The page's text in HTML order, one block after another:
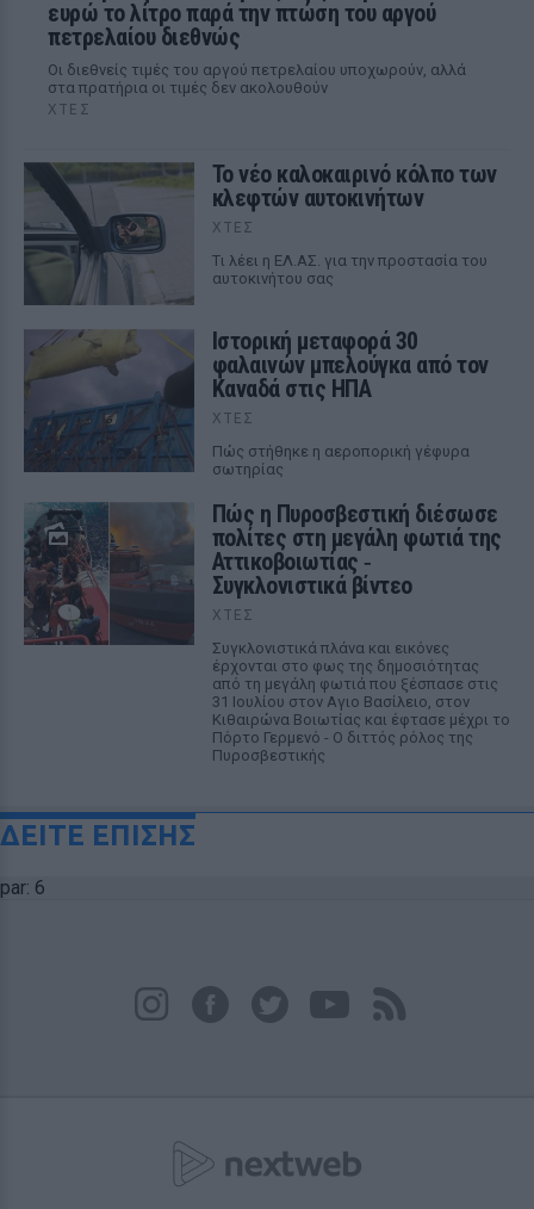
ευρώ το λίτρο παρά την πτώση του αργού
πετρελαίου διεθνώς
Οι διεθνείς τιμές του αργού πετρελαίου υποχωρούν, αλλά
στα πρατήρια οι τιμές δεν ακολουθούν
ΧΤΕΣ
Το νέο καλοκαιρινό κόλπο των
κλεφτών αυτοκινήτων
ΧΤΕΣ
Tι λέει η ΕΛ.ΑΣ. για την προστασία του
αυτοκινήτου σας
Ιστορική μεταφορά 30
φαλαινών μπελούγκα από τον
Καναδά στις ΗΠΑ
ΧΤΕΣ
Πώς στήθηκε η αεροπορική γέφυρα
σωτηρίας
Πώς η Πυροσβεστική διέσωσε
πολίτες στη μεγάλη φωτιά της
Αττικοβοιωτίας ‑
Συγκλονιστικά βίντεο
ΧΤΕΣ
Συγκλονιστικά πλάνα και εικόνες
έρχονται στο φως της δημοσιότητας
από τη μεγάλη φωτιά που ξέσπασε στις
31 Ιουλίου στον Αγιο Βασίλειο, στον
Κιθαιρώνα Βοιωτίας και έφτασε μέχρι το
Πόρτο Γερμενό - Ο διττός ρόλος της
Πυροσβεστικής
ΔΕΙΤΕ ΕΠΙΣΗΣ
par: 6